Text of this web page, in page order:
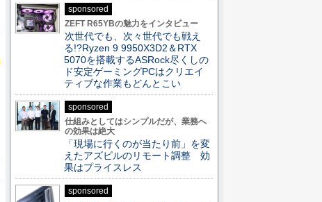
sponsored
ZEFT R65YBの魅力をインタビュー
次世代でも、次々世代でも戦え
る!?Ryzen 9 9950X3D2＆RTX
5070を搭載するASRock尽くしの
ド安定ゲーミングPCはクリエイ
ティブな作業もどんとこい
sponsored
仕組みとしてはシンプルだが、業務へ
の効果は絶大
「現場に行くのが当たり前」を変
えたアズビルのリモート調整 効
果はプライスレス
sponsored